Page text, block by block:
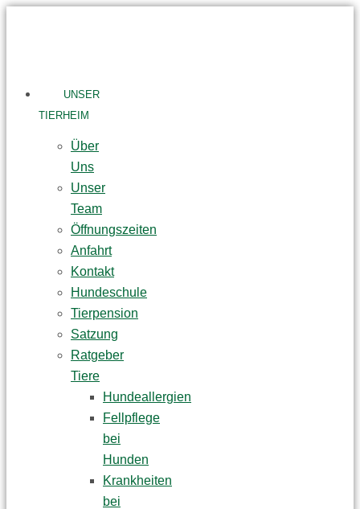
UNSER
TIERHEIM
Über
Uns
Unser
Team
Öffnungszeiten
Anfahrt
Kontakt
Hundeschule
Tierpension
Satzung
Ratgeber
Tiere
Hundeallergien
Fellpflege
bei
Hunden
Krankheiten
bei